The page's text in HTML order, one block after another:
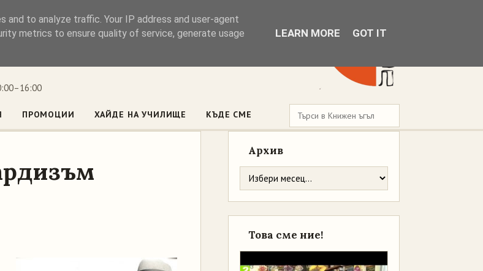
ПРОМОЦИИ ХАЙДЕ НА УЧИЛИЩЕ КЪДЕ СМЕ
Архив
Това сме ние!
to analyze traffic. Your IP address and user-agent
metrics to ensure quality of service, generate usage
LEARN MORE GOT IT